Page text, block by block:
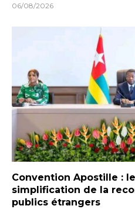
06/08/2026
Convention Apostille :
simplification de la
publics étrangers